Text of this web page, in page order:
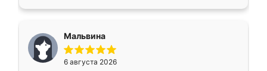
меньше, здесь же он более разнообразный.
Мне нравится ,если что-то потребуется из
мебели буду заказывать только здесь.
Мальвина
6 августа 2026